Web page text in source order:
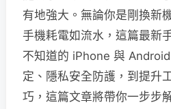
有地強大。無論你是剛換新
手機耗電如流水，這篇最新
不知道的 iPhone 與
定、隱私安全防護，到提升
巧，這篇文章將帶你一步步